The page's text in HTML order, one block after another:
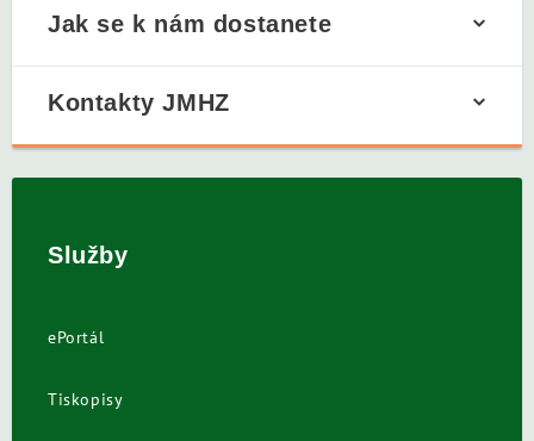
Jak se k nám dostanete
Kontakty JMHZ
Služby
ePortál
Tiskopisy